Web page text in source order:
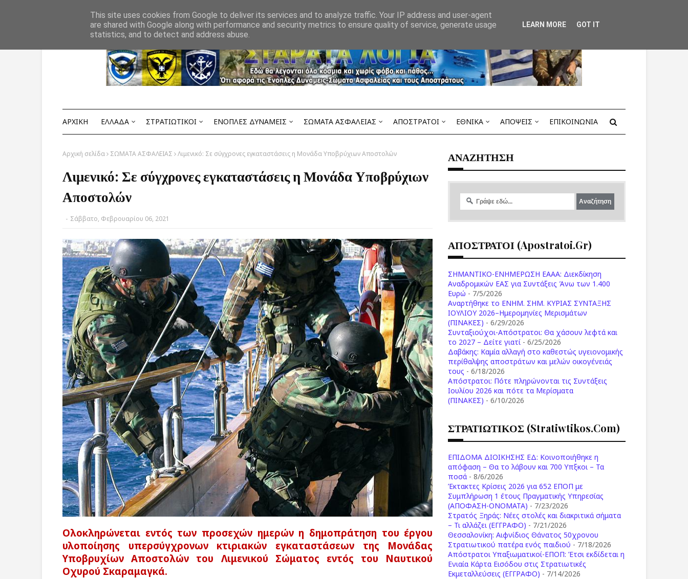
ΑΡΧΙΚΗ ΕΛΛΑΔΑ ΣΤΡΑΤΙΩΤΙΚΟΙ ΕΝΟΠΛΕΣ ΔΥΝΑΜΕΙΣ ΣΩΜΑΤΑ ΑΣΦΑΛΕΙΑΣ ΑΠΟΣΤΡΑΤΟΙ ΕΘΝΙΚΑ ΑΠΟΨΕΙΣ ΕΠΙΚΟΙΝΩΝΙΑ
Αρχική σελίδα ΣΩΜΑΤΑ ΑΣΦΑΛΕΙΑΣ Λιμενικό: Σε σύγχρονες εγκαταστάσεις η Μονάδα Υποβρύχιων Αποστολών
Λιμενικό: Σε σύγχρονες εγκαταστάσεις η Μονάδα Υποβρύχιων
Αποστολών
- Σάββατο, Φεβρουαρίου 06, 2021
Ολοκληρώνεται εντός των προσεχών ημερών η δημοπράτηση του έργου
υλοποίησης υπερσύγχρονων κτιριακών εγκαταστάσεων της Μονάδας
Υποβρυχίων Αποστολών του Λιμενικού Σώματος εντός του Ναυτικού
Οχυρού Σκαραμαγκά.
ΑΝΑΖΗΤΗΣΗ
ΑΠΟΣΤΡΑΤΟΙ (apostratoi.gr)
ΣΗΜΑΝΤΙΚΟ-ΕΝΗΜΕΡΩΣΗ ΕΑΑΑ: Διεκδίκηση
Αναδρομικών ΕΑΣ για Συντάξεις Άνω των 1.400
Ευρώ - 7/5/2026
Aναρτήθηκε το ENHM. ΣΗΜ. ΚΥΡΙΑΣ ΣΥΝΤΑΞΗΣ
ΙΟΥΛΙΟΥ 2026–Ημερομηνίες Μερισμάτων
(ΠΙΝΑΚΕΣ) - 6/29/2026
Συνταξιούχοι-Απόστρατοι: Θα χάσουν λεφτά και
το 2027 – Δείτε γιατί - 6/25/2026
Δαβάκης: Καμία αλλαγή στο καθεστώς υγειονομικής
περίθαλψης αποστράτων και μελών οικογένειάς
τους - 6/18/2026
Aπόστρατοι: Πότε πληρώνονται τις Συντάξεις
Ιουλίου 2026 και πότε τα Μερίσματα
(ΠΙΝΑΚΕΣ) - 6/10/2026
ΣΤΡΑΤΙΩΤΙΚΟΣ (stratiwtikos.com)
ΕΠΙΔΟΜΑ ΔΙΟΙΚΗΣΗΣ ΕΔ: Κοινοποιήθηκε η
απόφαση – Θα το λάβουν και 700 Υπξκοι – Τα
ποσά - 8/6/2026
Έκτακτες Κρίσεις 2026 για 652 ΕΠΟΠ με
Συμπλήρωση 1 έτους Πραγματικής Υπηρεσίας
(ΑΠΟΦΑΣΗ-ONOMATA) - 7/23/2026
Στρατός Ξηράς: Νέες στολές και διακριτικά σήματα
– Τι αλλάζει (ΕΓΓΡΑΦΟ) - 7/21/2026
Θεσσαλονίκη: Αιφνίδιος Θάνατος 50χρονου
Στρατιωτικού πατέρα ενός παιδιού - 7/18/2026
Απόστρατοι Υπαξιωματικοί-ΕΠΟΠ: Έτσι εκδίδεται η
Ενιαία Κάρτα Εισόδου στις Στρατιωτικές
Εκμεταλλεύσεις (ΕΓΓΡΑΦΟ) - 7/14/2026
This site uses cookies from Google to deliver its services and to analyze traffic. Your IP address and user-agent
are shared with Google along with performance and security metrics to ensure quality of service, generate usage
statistics, and to detect and address abuse.
LEARN MORE GOT IT